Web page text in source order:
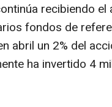
recibiendo
fondos de
abril un 2% del
ha invertido 4